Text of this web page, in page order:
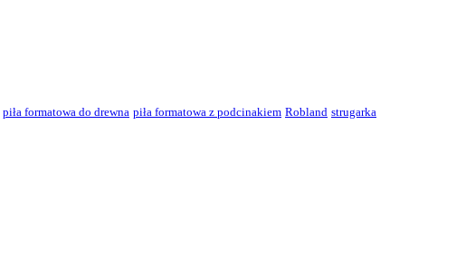
piła formatowa do drewna piła formatowa z podcinakiem Robland strugarka